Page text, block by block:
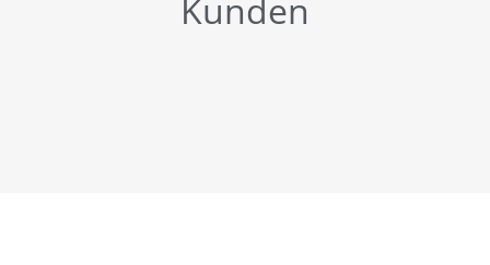
Kunden